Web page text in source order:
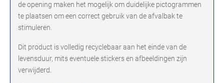
de opening maken het mogelijk om duidelijke pictogrammen
te plaatsen om een correct gebruik van de afvalbak te
stimuleren.
Dit product is volledig recyclebaar aan het einde van de
levensduur, mits eventuele stickers en afbeeldingen zijn
verwijderd.